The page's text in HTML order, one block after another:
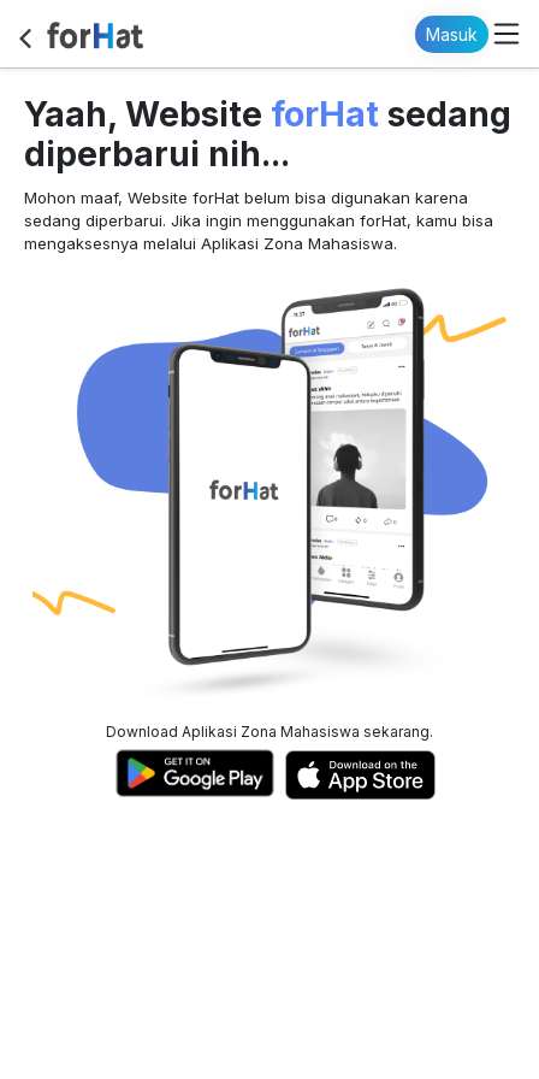
Masuk
Yaah, Website forHat sedang
diperbarui nih...
Mohon maaf, Website forHat belum bisa digunakan karena
sedang diperbarui. Jika ingin menggunakan forHat, kamu bisa
mengaksesnya melalui Aplikasi Zona Mahasiswa.
Download Aplikasi Zona Mahasiswa sekarang.